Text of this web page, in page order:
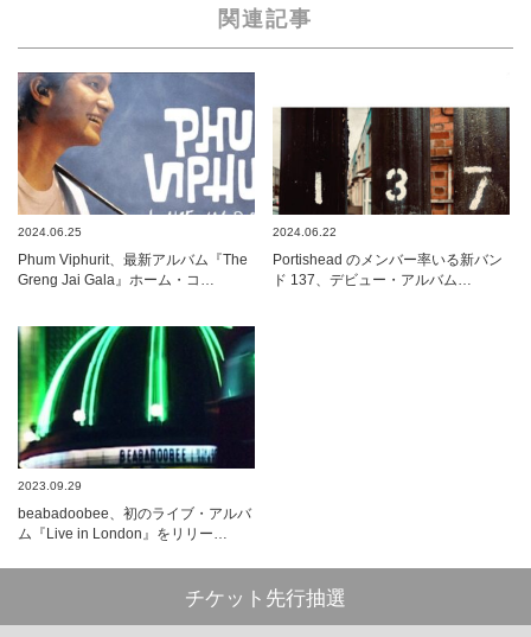
関連記事
2024.06.25
Phum Viphurit、最新アルバム『The
Greng Jai Gala』ホーム・コ…
2024.06.22
Portishead のメンバー率いる新バン
ド 137、デビュー・アルバム…
2023.09.29
beabadoobee、初のライブ・アルバ
ム『Live in London』をリリー…
チケット先行抽選